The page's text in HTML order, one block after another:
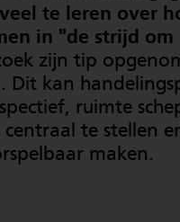
te leren over
in "de strijd
zijn tip
Dit kan
ruimte
te stellen
maken.